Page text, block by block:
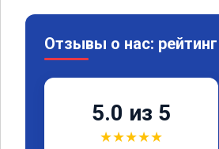
Отзывы о нас:
5.0 из 5
★★★★★